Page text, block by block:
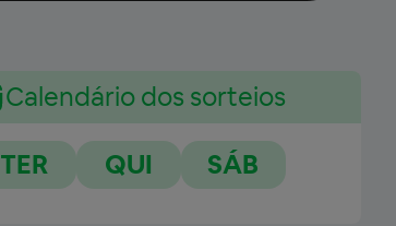
Calendário dos sorteios
TER
QUI SÁB